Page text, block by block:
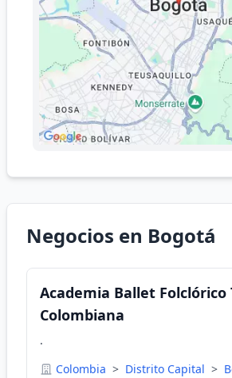
Negocios en Bogotá
Academia Ballet Folclórico
Colombiana
.
Colombia > Distrito Capital >